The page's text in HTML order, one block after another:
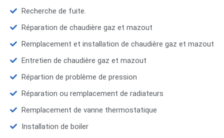
Recherche de fuite.
Réparation de chaudière gaz et mazout
Remplacement et installation de chaudière gaz et mazout
Entretien de chaudière gaz et mazout
Répartion de problème de pression
Réparation ou remplacement de radiateurs
Remplacement de vanne thermostatique
Installation de boiler